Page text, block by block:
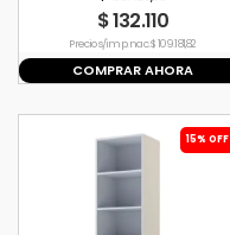
$ 132.110
Precio s/imp. nac. $ 109.181,82
COMPRAR AHORA
15% OFF